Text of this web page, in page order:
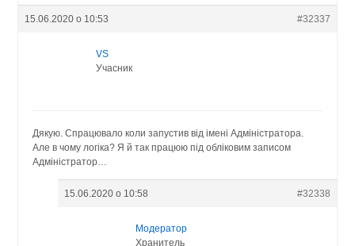
15.06.2020 о 10:53 #32337
VS
Учасник
Дякую. Спрацювало коли запустив від імені Адміністратора.
Але в чому логіка? Я й так працюю під обліковим записом
Адміністратор…
15.06.2020 о 10:58 #32338
Модератор
Хранитель